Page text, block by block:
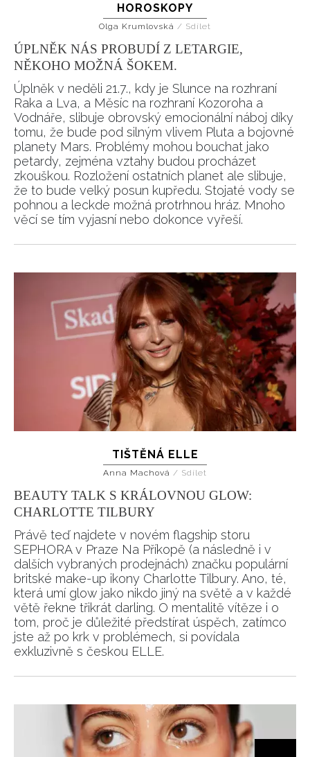
NEWSLETTER
ODESLAT
HOROSKOPY
Olga Krumlovská / Sdílet
ÚPLNĚK NÁS PROBUDÍ Z LETARGIE,
NĚKOHO MOŽNÁ ŠOKEM.
Úplněk v neděli 21.7., kdy je Slunce na rozhraní
Raka a Lva, a Měsíc na rozhraní Kozoroha a
Vodnáře, slibuje obrovský emocionální náboj díky
tomu, že bude pod silným vlivem Pluta a bojovné
planety Mars. Problémy mohou bouchat jako
petardy, zejména vztahy budou procházet
zkouškou. Rozložení ostatních planet ale slibuje,
že to bude velký posun kupředu. Stojaté vody se
pohnou a leckde možná protrhnou hráz. Mnoho
věcí se tím vyjasní nebo dokonce vyřeší.
TIŠTĚNÁ ELLE
Anna Machová / Sdílet
BEAUTY TALK S KRÁLOVNOU GLOW:
CHARLOTTE TILBURY
Právě teď najdete v novém flagship storu
SEPHORA v Praze Na Příkopě (a následně i v
dalších vybraných prodejnách) značku populární
britské make-up ikony Charlotte Tilbury. Ano, té,
která umí glow jako nikdo jiný na světě a v každé
větě řekne třikrát darling. O mentalitě vítěze i o
tom, proč je důležité předstírat úspěch, zatímco
jste až po krk v problémech, si povídala
exkluzivně s českou ELLE.